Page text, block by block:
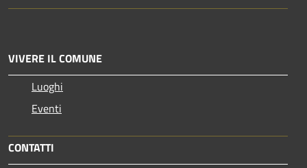
VIVERE IL COMUNE
Luoghi
Eventi
CONTATTI